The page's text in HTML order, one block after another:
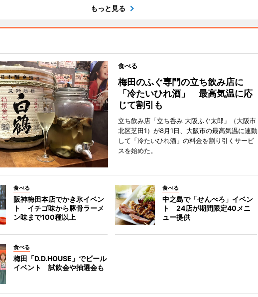
もっと見る
食べる
梅田のふぐ専門の立ち飲み店に
「冷たいひれ酒」 最高気温に応
じて割引も
立ち飲み店「立ち呑み 大阪ふぐ太郎」（大阪市
北区芝田1）が8月1日、大阪市の最高気温に連動
して「冷たいひれ酒」の料金を割り引くサービ
スを始めた。
食べる
阪神梅田本店でかき氷イベン
ト イチゴ味から豚骨ラーメ
ン味まで100種以上
食べる
中之島で「せんべろ」イベン
ト 24店が期間限定40メニ
ュー提供
食べる
梅田「D.D.HOUSE」でビール
イベント 試飲会や抽選会も